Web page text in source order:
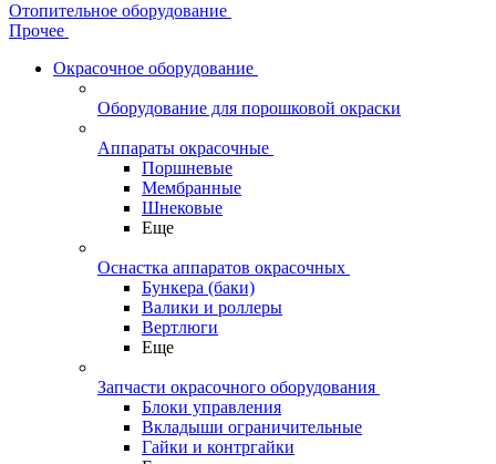
Отопительное оборудование
Прочее
Окрасочное оборудование
Оборудование для порошковой окраски
Аппараты окрасочные
Поршневые
Мембранные
Шнековые
Еще
Оснастка аппаратов окрасочных
Бункера (баки)
Валики и роллеры
Вертлюги
Еще
Запчасти окрасочного оборудования
Блоки управления
Вкладыши ограничительные
Гайки и контргайки